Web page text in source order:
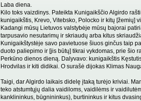
Laba diena.
Kilo toks vaizdinys. Pateikta Kunigaikščio Algirdo
kunigaikštis, Krevo, Vitebsko, Polocko ir kitų [žemių]
Kadangi mūsų Lietuvos valstybėje mūsų bajorai
tarpusavio nesutarimų ir skriaudų arba kitus
Kunigaikštystėje savo pavietuose šiuos ginčus taip
duoto paliepimo ir [jis būtų] tikrai vykdomas, prie šio
Perkūno dienos dieną. Dalyvavo: kunigaikštis
Hrodvilas ir kiti didikai. O surašė dijokas Klimas
Taigi, dar Algirdo laikais didelę įtaką turėjo kriviai.
teko atstumtųjų dalia vaidiloms, vaidilėms ir
kanklininkus, būgnininkus), burtininkus ir kitus